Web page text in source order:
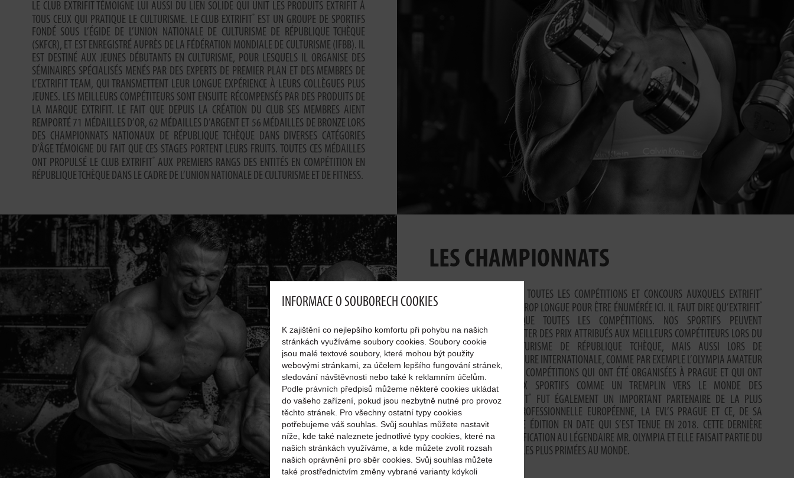
LE CLUB EXTRIFIT TÉMOIGNE LUI AUSSI DU LIEN SOLIDE QUI UNIT LES PRODUITS EXTRIFIT À
TOUS CEUX QUI PRATIQUE LE CULTURISME. LE CLUB EXTRIFIT
EST UN GROUPE DE SPORTIFS
FONDÉ SOUS L’ÉGIDE DE L’UNION NATIONALE DE CULTURISME DE RÉPUBLIQUE TCHÈQUE
(SKFCR), ET EST ENREGISTRÉ AUPRÈS DE LA FÉDÉRATION MONDIALE DE CULTURISME (IFBB). IL
EST DESTINÉ AUX JEUNES DÉBUTANTS EN CULTURISME, POUR LESQUELS IL ORGANISE DES
SÉMINAIRES SPÉCIALISÉS MENÉS PAR DES EXPERTS DE PREMIER PLAN ET DES MEMBRES DE
L’EXTRIFIT TEAM, QUI TRANSMETTENT LEUR LONGUE EXPÉRIENCE À LEURS COLLÈGUES PLUS
JEUNES. LES MEILLEURS COMPÉTITEURS SONT ENSUITE RÉCOMPENSÉS PAR DES PRODUITS DE
LA MARQUE EXTRIFIT. LE FAIT QUE DEPUIS LA CRÉATION DU CLUB SES MEMBRES AIENT
REMPORTÉ 71 MÉDAILLES D’OR, 62 MÉDAILLES D’ARGENT ET 56 MÉDAILLES DE BRONZE LORS
DES CHAMPIONNATS NATIONAUX DE RÉPUBLIQUE TCHÈQUE DANS DIVERSES CATÉGORIES
D’ÂGE TÉMOIGNE DU FAIT QUE CES STAGES PORTENT LEURS FRUITS. TOUTES CES MÉDAILLES
ONT PROPULSÉ LE CLUB EXTRIFIT
AUX PREMIERS RANGS DES ENTITÉS EN COMPÉTITION EN
RÉPUBLIQUE TCHÈQUE DANS LE CADRE DE L’UNION NATIONALE DE CULTURISME ET DE FITNESS.
LES CHAMPIONNATS
LA LISTE EXHAUSTIVE DE TOUTES LES COMPÉTITIONS ET CONCOURS AUXQUELS EXTRIFIT
A PARTICIPÉ SERAIT BIEN TROP LONGUE POUR ÊTRE ÉNUMÉRÉE ICI. IL FAUT DIRE QU’EXTRIFIT
A PARTICIPÉ À PRESQUE TOUTES LES COMPÉTITIONS. NOS SPORTIFS PEUVENT
PRINCIPALEMENT REMPORTER DES PRIX ATTRIBUÉS AUX MEILLEURS COMPÉTITEURS LORS DU
CHAMPIONNAT DE CULTURISME DE RÉPUBLIQUE TCHÈQUE, MAIS AUSSI LORS DE
CHAMPIONNATS D’ENVERGURE INTERNATIONALE, COMME PAR EXEMPLE L’OLYMPIA AMATEUR
ET LA DIAMOND CUP, DES COMPÉTITIONS QUI ONT ÉTÉ ORGANISÉES À PRAGUE ET QUI ONT
SERVI À DE NOMBREUX SPORTIFS COMME UN TREMPLIN VERS LE MONDE DES
PROFESSIONNELS. EXTRIFIT
FUT ÉGALEMENT UN IMPORTANT PARTENAIRE DE LA PLUS
GRANDE COMPÉTITION PROFESSIONNELLE EUROPÉENNE, LA EVL’S PRAGUE ET CE, DE SA
PREMIÈRE À SA DERNIÈRE ÉDITION EN DATE QUI S’EST TENUE EN 2018. CETTE DERNIÈRE
ÉDITION A SERVI DE QUALIFICATION AU LÉGENDAIRE MR. OLYMPIA ET ELLE FAISAIT PARTIE DU
TOP 3 DES COMPÉTITIONS LES PLUS PRIMÉES AU MONDE.
INFORMACE O SOUBORECH COOKIES
K zajištění co nejlepšího komfortu při pohybu na našich
stránkách využíváme soubory cookies. Soubory cookie
jsou malé textové soubory, které mohou být použity
webovými stránkami, za účelem lepšího fungování stránek,
sledování návštěvnosti nebo také k reklamním účelům.
Podle právních předpisů můžeme některé cookies ukládat
do vašeho zařízení, pokud jsou nezbytně nutné pro provoz
těchto stránek. Pro všechny ostatní typy cookies
potřebujeme váš souhlas. Svůj souhlas můžete nastavit
níže, kde také naleznete jednotlivé typy cookies, které na
našich stránkách využíváme, a kde můžete zvolit rozsah
našich oprávnění pro sběr cookies. Svůj souhlas můžete
také prostřednictvím změny vybrané varianty kdykoli